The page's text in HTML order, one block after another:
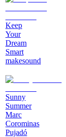
Keep
Your
Dream
Smart
makesound
Sunny
Summer
Marc
Corominas
Pujadó